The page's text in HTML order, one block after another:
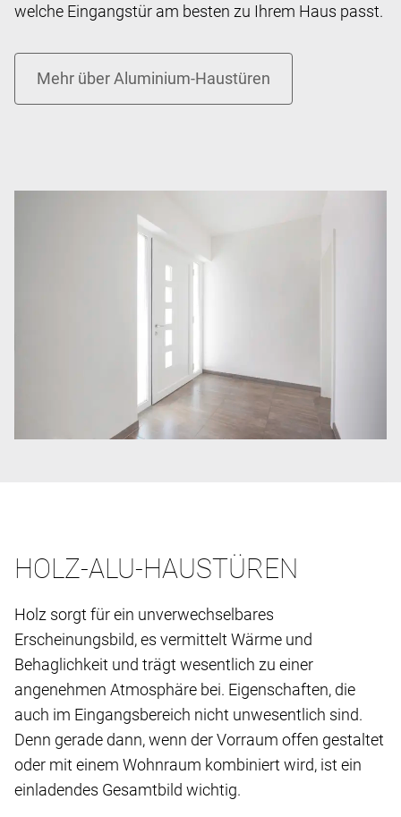
welche Eingangstür am besten zu Ihrem Haus passt.
HOLZ-ALU-HAUSTÜREN
Holz sorgt für ein unverwechselbares
Erscheinungsbild, es vermittelt Wärme und
Behaglichkeit und trägt wesentlich zu einer
angenehmen Atmosphäre bei. Eigenschaften, die
auch im Eingangsbereich nicht unwesentlich sind.
Denn gerade dann, wenn der Vorraum offen gestaltet
oder mit einem Wohnraum kombiniert wird, ist ein
einladendes Gesamtbild wichtig.